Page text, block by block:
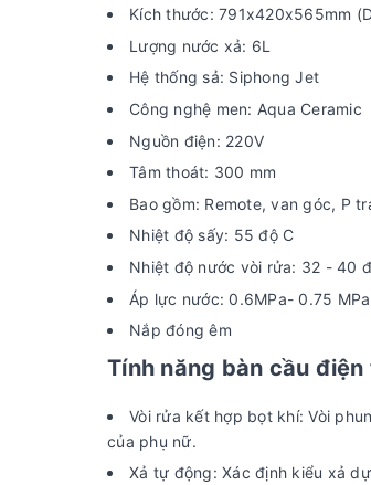
Kích thước: 791x420x565mm
Lượng nước xả: 6L
Hệ thống sả: Siphong Jet
Công nghệ men: Aqua Ceramic
Nguồn điện: 220V
Tâm thoát: 300 mm
Bao gồm: Remote, van góc, P
Nhiệt độ sấy: 55 độ C
Nhiệt độ nước vòi rửa: 32 - 40
Áp lực nước: 0.6MPa- 0.75 MPa
Nắp đóng êm
Tính năng bàn cầu
Vòi rửa kết hợp bọt khí: Vòi
của phụ nữ.
Xả tự động: Xác định kiểu xả